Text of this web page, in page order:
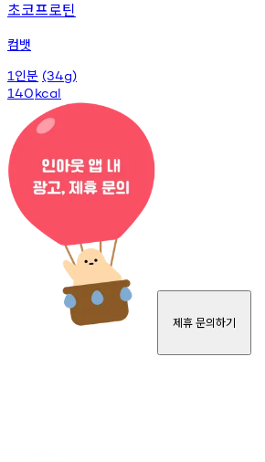
초코프로틴
컴뱃
1 인분 (34g)
140kcal
제휴 문의하기